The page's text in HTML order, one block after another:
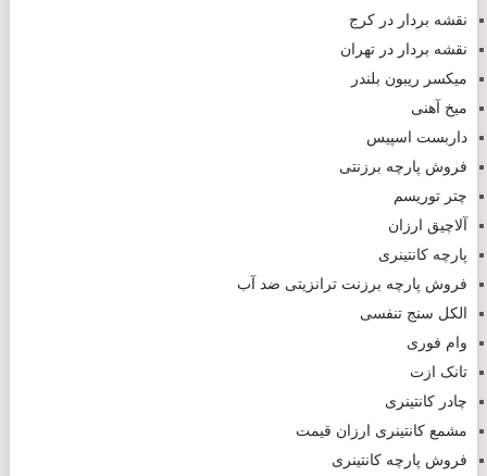
نقشه بردار در کرج
نقشه بردار در تهران
میکسر ریبون بلندر
میخ آهنی
داربست اسپیس
فروش پارچه برزنتی
چتر توریسم
آلاچیق ارزان
پارچه کانتینری
فروش پارچه برزنت ترانزیتی ضد آب
الکل سنج تنفسی
وام فوری
تانک ازت
چادر کانتینری
مشمع کانتینری ارزان قیمت
فروش پارچه کانتینری